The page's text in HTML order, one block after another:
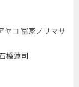
コ 冨家ノリマサ
蓮司